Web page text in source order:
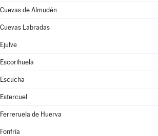
Cuevas de Almudén
Cuevas Labradas
Ejulve
Escorihuela
Escucha
Estercuel
Ferreruela de Huerva
Fonfría